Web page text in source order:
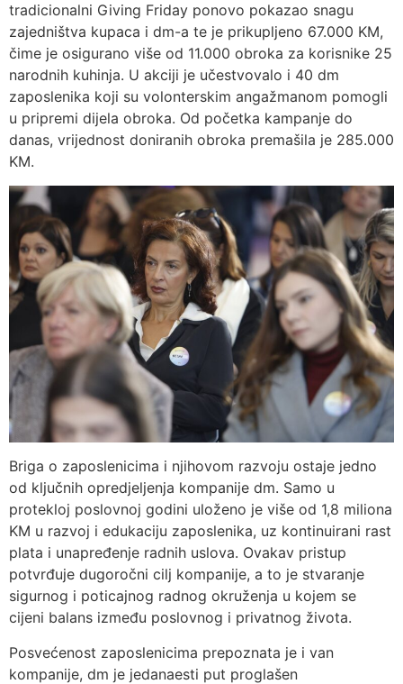
tradicionalni Giving Friday ponovo pokazao snagu
zajedništva kupaca i dm-a te je prikupljeno 67.000 KM,
čime je osigurano više od 11.000 obroka za korisnike 25
narodnih kuhinja. U akciji je učestvovalo i 40 dm
zaposlenika koji su volonterskim angažmanom pomogli
u pripremi dijela obroka. Od početka kampanje do
danas, vrijednost doniranih obroka premašila je 285.000
KM.
Briga o zaposlenicima i njihovom razvoju ostaje jedno
od ključnih opredjeljenja kompanije dm. Samo u
protekloj poslovnoj godini uloženo je više od 1,8 miliona
KM u razvoj i edukaciju zaposlenika, uz kontinuirani rast
plata i unapređenje radnih uslova. Ovakav pristup
potvrđuje dugoročni cilj kompanije, a to je stvaranje
sigurnog i poticajnog radnog okruženja u kojem se
cijeni balans između poslovnog i privatnog života.
Posvećenost zaposlenicima prepoznata je i van
kompanije, dm je jedanaesti put proglašen